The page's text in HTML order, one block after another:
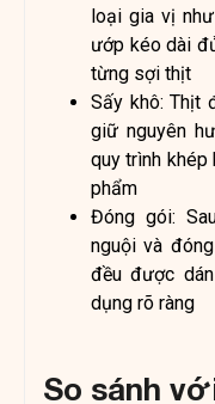
loại gia vị
ướp kéo dài
từng sợi thịt
Sấy khô: Thịt
giữ nguyên
quy trình khép
phẩm
Đóng gói:
nguội và
đều được
dụng rõ ràng
So sánh